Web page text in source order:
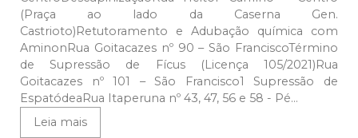
(Praça ao lado da Caserna Gen.
Castrioto)Retutoramento e Adubação química com
AminonRua Goitacazes nº 90 – São FranciscoTérmino
de Supressão de Fícus (Licença 105/2021)Rua
Goitacazes nº 101 – São Francisco1 Supressão de
EspatódeaRua Itaperuna nº 43, 47, 56 e 58 - Pé...
Leia mais